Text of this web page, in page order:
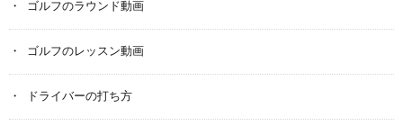
ゴルフのラウンド動画
ゴルフのレッスン動画
ドライバーの打ち方